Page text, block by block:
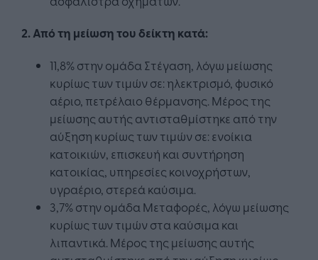
2. Από τη μείωση του δείκτη κατά:
11,8% στην ομάδα Στέγαση, λόγω μείωσης
κυρίως των τιμών σε: ηλεκτρισμό, φυσικό
αέριο, πετρέλαιο θέρμανσης. Μέρος της
μείωσης αυτής αντισταθμίστηκε από την
αύξηση κυρίως των τιμών σε: ενοίκια
κατοικιών, επισκευή και συντήρηση
κατοικίας, υπηρεσίες κοινοχρήστων,
υγραέριο, στερεά καύσιμα.
3,7% στην ομάδα Μεταφορές, λόγω μείωσης
κυρίως των τιμών στα καύσιμα και
λιπαντικά. Μέρος της μείωσης αυτής